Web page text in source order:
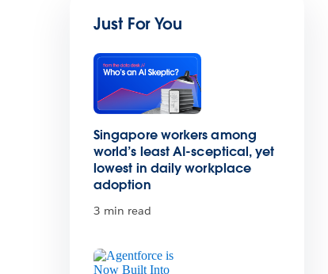
Just For You
Singapore workers among
world’s least AI-sceptical, yet
lowest in daily workplace
adoption
3 min read